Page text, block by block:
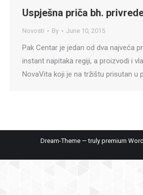
Uspješna priča bh.
Novosti By June 10, 2015
Pak Centar je jedan od dva najveća
instant napitaka regiji, a proizvodi i
NovaVita koji je na tržištu prisutan u
Dream-Theme — truly premium